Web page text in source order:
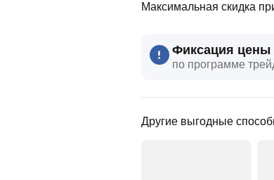
Максимальная скидка
Фиксация цены
по программе
Другие выгодные